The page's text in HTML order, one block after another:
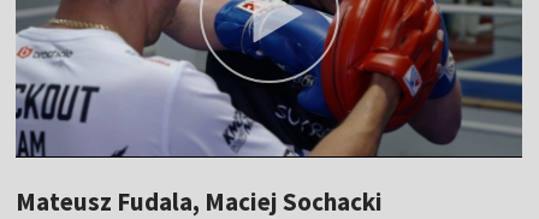
Mateusz Fudala, Maciej Sochacki